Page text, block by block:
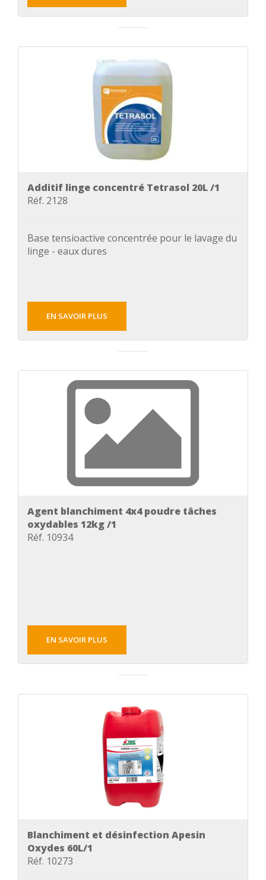
Additif linge concentré Tetrasol 20L /1
Réf. 2128
Base tensioactive concentrée pour le lavage du
linge - eaux dures
EN SAVOIR PLUS
Agent blanchiment 4x4 poudre tâches
oxydables 12kg /1
Réf. 10934
EN SAVOIR PLUS
Blanchiment et désinfection Apesin
Oxydes 60L/1
Réf. 10273